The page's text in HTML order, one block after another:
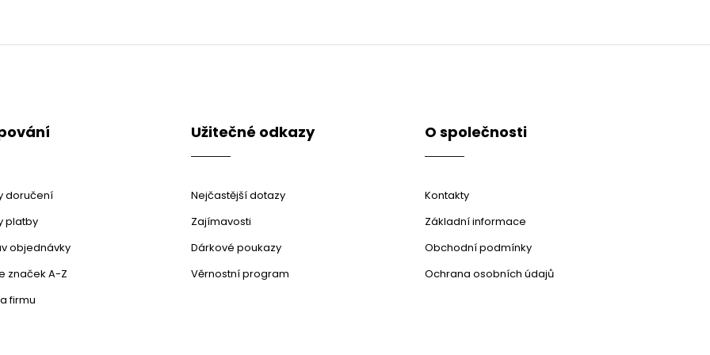
doručení
platby
objednávky
značek A-Z
firmu
Užitečné odkazy
Nejčastější dotazy
Zajímavosti
Dárkové poukazy
Věrnostní program
O společnosti
Kontakty
Základní informace
Obchodní podmínky
Ochrana osobních údajů